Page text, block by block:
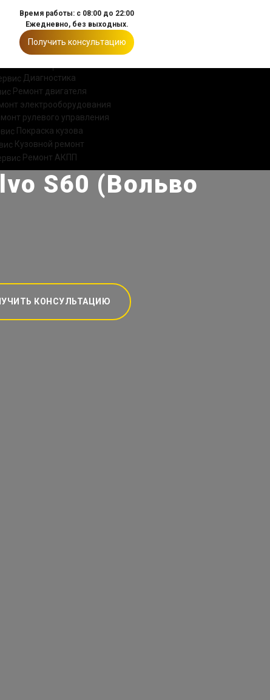
Время работы: с 08:00 до 22:00
Ежедневно, без выходных.
Получить консультацию
Диагностика
Ремонт двигателя
электрооборудования
рулевого управления
Покраска кузова
Кузовной ремонт
Ремонт АКПП
S60 (Вольво
КОНСУЛЬТАЦИЮ